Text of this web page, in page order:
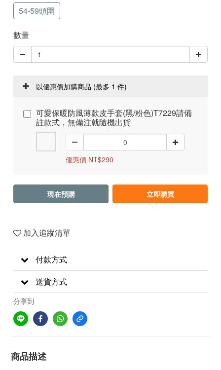
54-59頭圍
數量
以優惠價加購商品 (最多 1 件)
可愛保暖防風薄款皮手套(黑/粉色)T7229請備
註款式，無備注就隨機出貨
優惠價 NT$290
現在預購 立即購買
加入追蹤清單
付款方式
送貨方式
分享到
商品描述